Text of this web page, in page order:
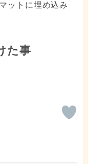
ットに埋め込み
た事